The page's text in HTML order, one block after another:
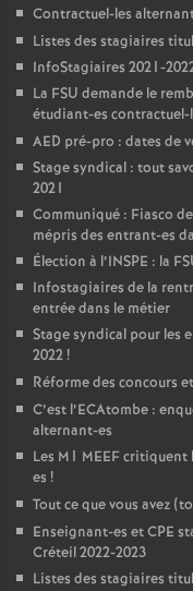
Contractuel-les
Listes des stagiaires
InfoStagiaires 2021-
La FSU demande le
étudiant-es
AED pré-pro : dates de
Stage syndical : tout
2021
Communiqué : Fiasco
mépris des entrant-es
Élection à l’INSPE : la
Infostagiaires de la
entrée dans le métier
Stage syndical pour les
2022!
Réforme des concours
C’est l’ECAtombe :
alternant-es
Les M1 MEEFcritiquent
es !
Tout ce que vous avez
Enseignant-es etCPE
Créteil 2022-2023
Listes des stagiaires